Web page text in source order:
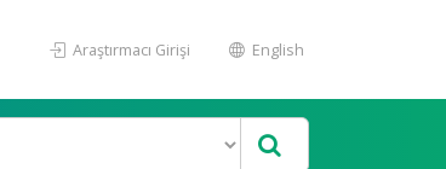
Araştırmacı Girişi English